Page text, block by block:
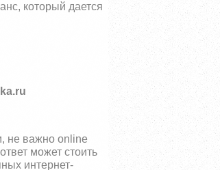
который дается
.ru
не важноonline
может стоить
интернет-